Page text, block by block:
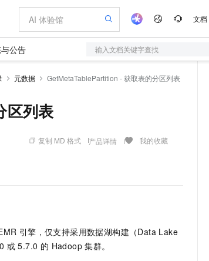
文档
公告 输入文档关键字查找
元数据 GetMetaTablePartition - 获取表的分区列表
区列表
复制 MD 格式 产品详情 我的收藏
引擎，仅支持采用数据湖构建（Data Lake
5.7.0 的 Hadoop 集群。
大模型服务平台百炼
旗舰 MoE 大模型，百万上下文与顶尖推理能力 图生视频，流畅自然，细节丰富
Wan2.7-T2V
安全可靠、弹性可伸缩的云计算服务
全托管，含MySQL、PostgreSQL、SQL Server、MariaDB多引擎
云防火墙
云原生的云上边界网络安全防护产品
轻
数
实现
短信
大
轻松解锁专属 DeepSeek-V4-Pro
一
输入
一
一键
漫
快速
10
高效
用落地
AI 场景体验
智能编程，一键开启高性价比 AI 编程新体验
从图文生成到视频创作，一键激活电商全链路生产力
AI 短剧/漫剧
AI助力短剧漫剧创作，剧本、分镜、视频高效生成
AI
AI
先锋
飞
所
AI
从
创
配置报价器
一站式生成采购清单，支持单品或批量购买
基础软件
宝塔 Linux
WordPress
专
公
上
代
产品伙伴合作计划
弹性计算合作计划
成为服务伙伴
服
Al
伙
更
合
查
登
阿里云认证
全部认证
开
镜像
我
我
我
市场活动
阿里云中企出海大会
高校合作
加
校